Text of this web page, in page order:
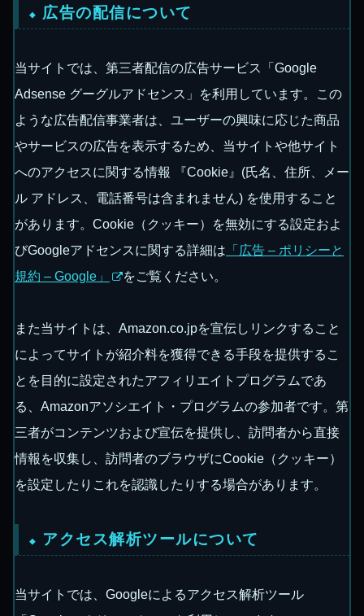
広告の配信について
当サイトでは、第三者配信の広告サービス「Google
Adsense グーグルアドセンス」を利用しています。この
ような広告配信事業者は、ユーザーの興味に応じた商品
やサービスの広告を表示するため、当サイトや他サイト
へのアクセスに関する情報 『Cookie』(氏名、住所、メー
ル アドレス、電話番号は含まれません) を使用すること
があります。Cookie（クッキー）を無効にする設定およ
びGoogleアドセンスに関する詳細は 「広告 – ポリシーと
規約 – Google」
をご覧ください。
また当サイトは、Amazon.co.jpを宣伝しリンクすること
によってサイトが紹介料を獲得できる手段を提供するこ
とを目的に設定されたアフィリエイトプログラムであ
る、Amazonアソシエイト・プログラムの参加者です。第
三者がコンテンツおよび宣伝を提供し、訪問者から直接
情報を収集し、訪問者のブラウザにCookie（クッキー）
を設定したりこれを認識したりする場合があります。
アクセス解析ツールについて
当サイトでは、Googleによるアクセス解析ツール